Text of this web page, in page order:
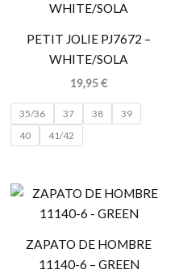
PETIT JOLIE PJ7672 –
WHITE/SOLA
19,95€
35/36 37 38
39
40
41/42
ZAPATO DE HOMBRE
11140-6 – GREEN